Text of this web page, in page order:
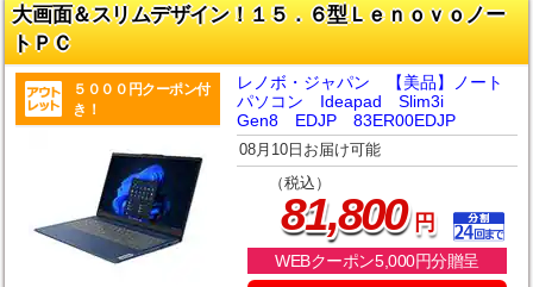
大画面＆スリムデザイン！１５．６型Ｌｅｎｏｖｏノー
トＰＣ
５０００円クーポン付
き！
レノボ・ジャパン 【美品】ノート
パソコン Ideapad Slim3i
Gen8 EDJP 83ER00EDJP
08月10日お届け可能
（税込）
81,800円
WEBクーポン5,000円分贈呈